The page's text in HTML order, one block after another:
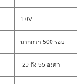
1.0V
มากกว่า 500 รอบ
-20 ถึง 55 องศา